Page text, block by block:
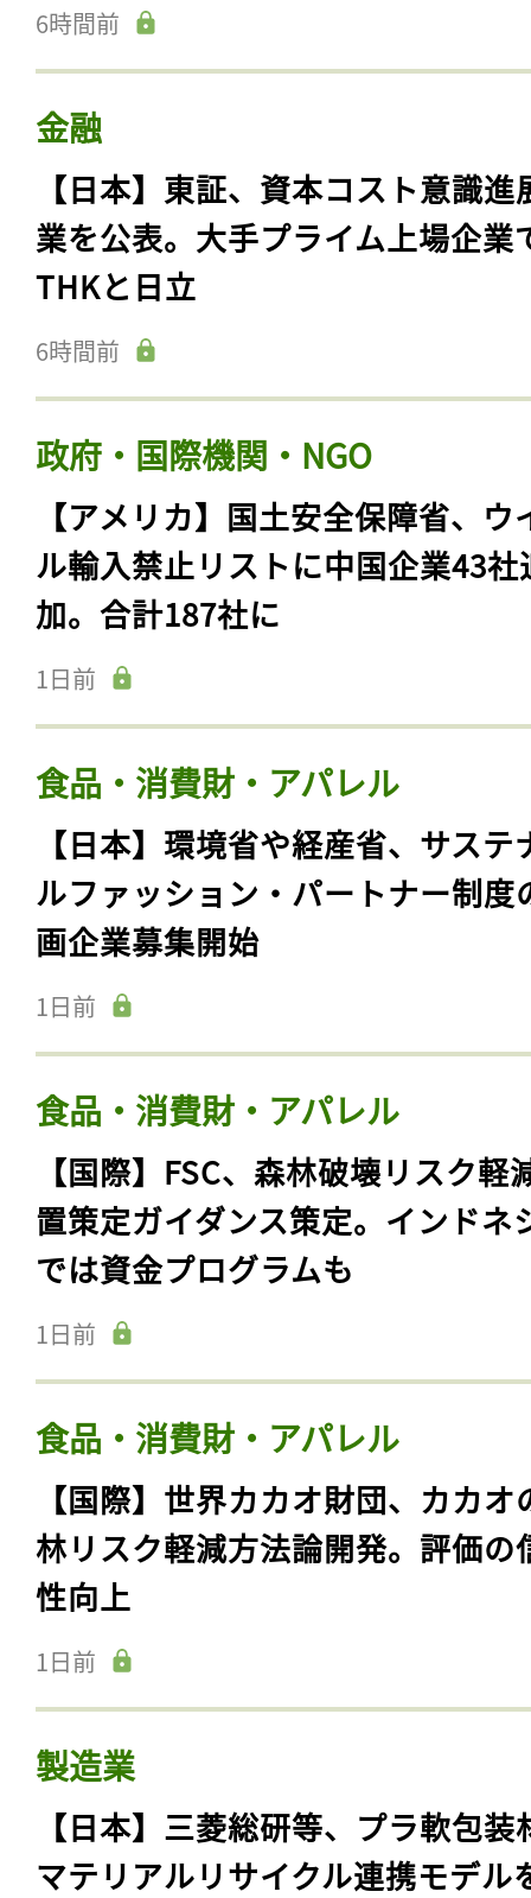
6時間前
金融
【日本】東証、資本コスト意識進
業を公表。大手プライム上場企業
THKと日立
6時間前
政府・国際機関・NGO
【アメリカ】国土安全保障省、ウ
ル輸入禁止リストに中国企業43社
加。合計187社に
1日前
食品・消費財・アパレル
【日本】環境省や経産省、サステ
ルファッション・パートナー制度
画企業募集開始
1日前
食品・消費財・アパレル
【国際】FSC、森林破壊リスク軽
置策定ガイダンス策定。インドネ
では資金プログラムも
1日前
食品・消費財・アパレル
【国際】世界カカオ財団、カカオ
林リスク軽減方法論開発。評価の
性向上
1日前
製造業
【日本】三菱総研等、プラ軟包装
マテリアルリサイクル連携モデル